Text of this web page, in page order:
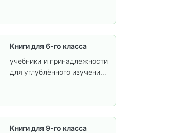
Книги для 6-го класса
учебники и принадлежности
для углублённого изучения
Книги для 9-го класса